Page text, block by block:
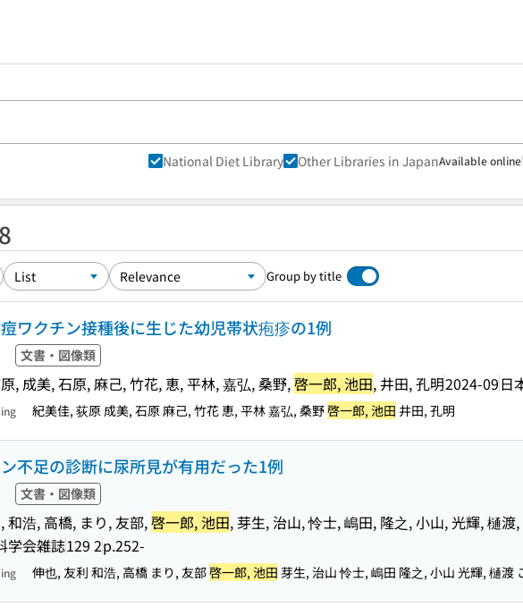
National Diet Library Other Libraries in JapanAvailable online
Group by title
ワクチン接種後に生じた幼児帯状疱疹の1例
文書・図像類
, 成美, 石原, 麻己, 竹花, 恵, 平林, 嘉弘, 桑野,啓一郎, 池田, 井田, 孔明2024-09日
紀美佳, 荻原 成美, 石原 麻己, 竹花 恵, 平林 嘉弘, 桑野啓一郎, 池田 井田, 孔明
不足の診断に尿所見が有用だった1例
文書・図像類
和浩, 高橋, まり, 友部,啓一郎, 池田, 芽生, 治山, 怜士, 嶋田, 隆之, 小山, 光輝, 樋
学会雑誌129 2p.252-
伸也, 友利 和浩, 高橋 まり, 友部啓一郎, 池田 芽生, 治山 怜士, 嶋田 隆之, 小山 光輝, 樋渡